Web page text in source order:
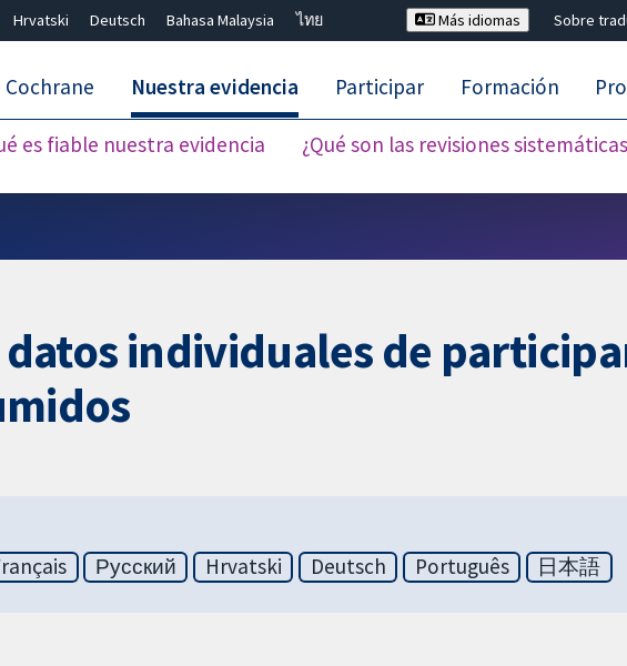
Hrvatski Deutsch Bahasa Malaysia
ไทย
Más idiomas Sobre
Cochrane Nuestra evidencia
es fiable nuestra evidencia ¿Qué son las revisiones
Participar Formación
individuales de
Русский Hrvatski Deutsch Português 日本語